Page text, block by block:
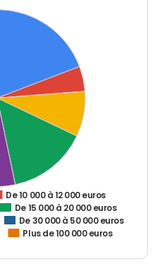
De 10 000 à 12 000 euros
De 15 000 à 20 000 euros
De 30 000 à 50 000 euros
Plus de 100 000 euros